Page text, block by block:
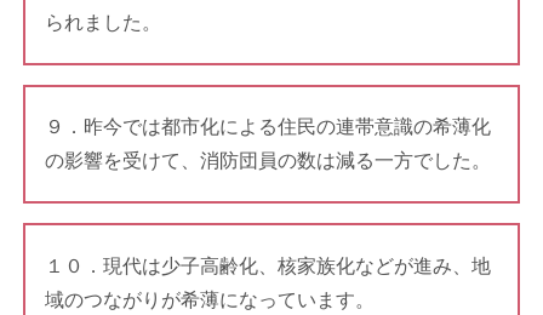
られました。
９．昨今では都市化による住民の連帯意識の希薄化
の影響を受けて、消防団員の数は減る一方でした。
１０．現代は少子高齢化、核家族化などが進み、地
域のつながりが希薄になっています。